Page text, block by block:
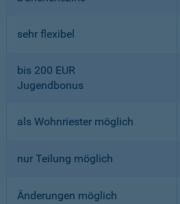
sehr flexibel
bis 200 EUR
Jugendbonus
als Wohnriester möglich
nur Teilung möglich
Änderungen möglich